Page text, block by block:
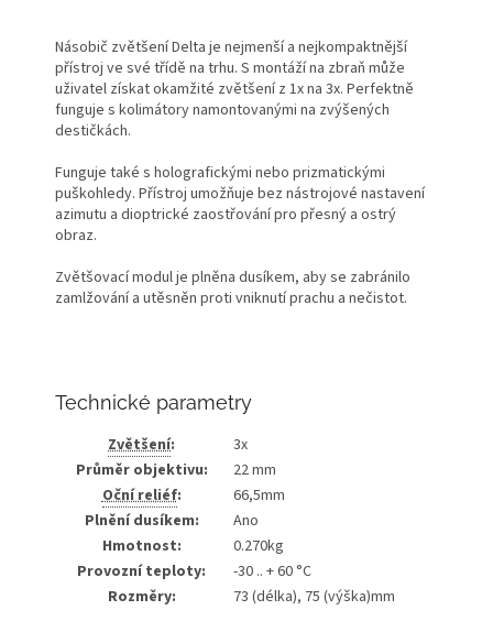
Násobič zvětšení Delta je nejmenší a nejkompaktnější
přístroj ve své třídě na trhu. S montáží na zbraň může
uživatel získat okamžité zvětšení z 1x na 3x. Perfektně
funguje s kolimátory namontovanými na zvýšených
destičkách.
Funguje také s holografickými nebo prizmatickými
puškohledy. Přístroj umožňuje bez nástrojové nastavení
azimutu a dioptrické zaostřování pro přesný a ostrý
obraz.
Zvětšovací modul je plněna dusíkem, aby se zabránilo
zamlžování a utěsněn proti vniknutí prachu a nečistot.
Technické parametry
Zvětšení:
3x
Průměr objektivu:
22 mm
Oční reliéf:
66,5mm
Plnění dusíkem:
Ano
Hmotnost:
0.270kg
Provozní teploty:
-30 .. + 60 °C
Rozměry:
73 (délka), 75 (výška)mm